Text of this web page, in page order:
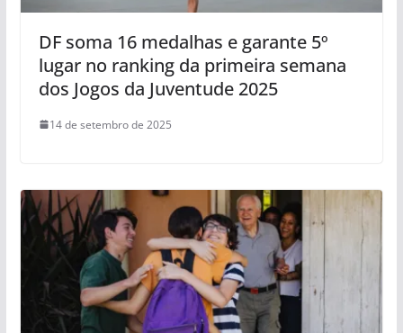
DF soma 16 medalhas e garante 5º
lugar no ranking da primeira semana
dos Jogos da Juventude 2025
14 de setembro de 2025